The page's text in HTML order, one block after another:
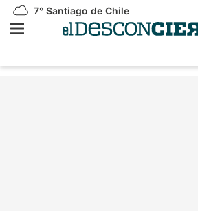
7° Santiago de Chile